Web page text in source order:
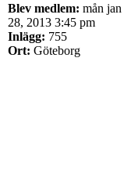
Blev medlem: mån jan
28, 2013 3:45 pm
Inlägg: 755
Ort: Göteborg